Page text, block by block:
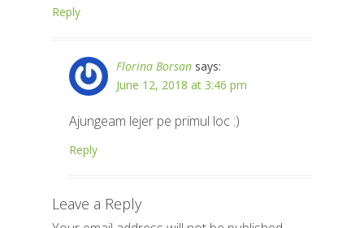
Reply
Florina Borsan says:
June 12, 2018 at 3:46 pm
Ajungeam lejer pe primul loc :)
Reply
Leave a Reply